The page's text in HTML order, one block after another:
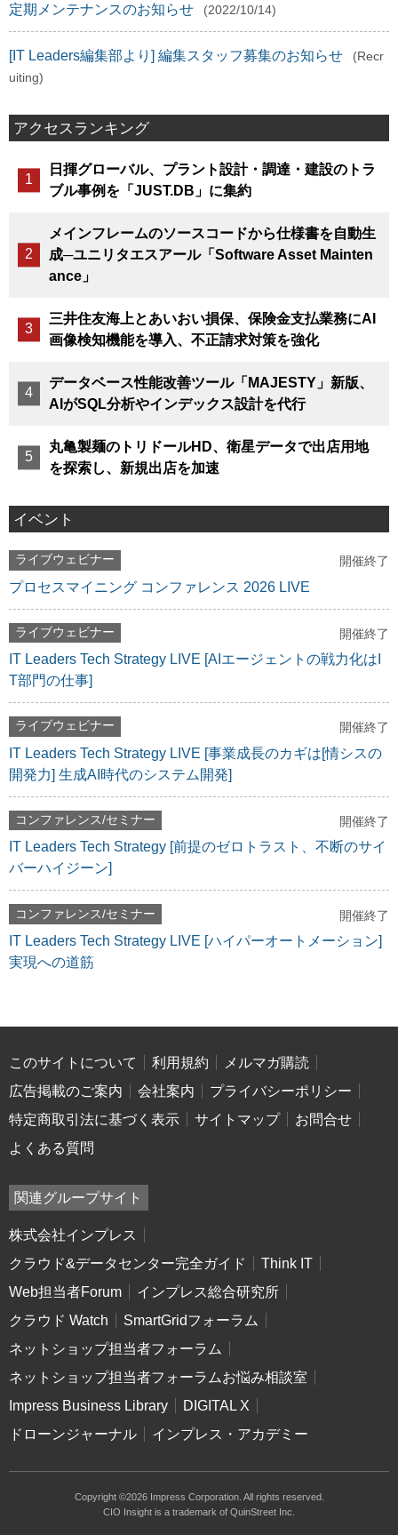
定期メンテナンスのお知らせ (2022/10/14)
[IT Leaders編集部より] 編集スタッフ募集のお知らせ
(Recr
uiting)
アクセスランキング
日揮グローバル、プラント設計・調達・建設のトラ
ブル事例を「JUST.DB」に集約
メインフレームのソースコードから仕様書を自動生
成─ユニリタエスアール「Software Asset Mainten
ance」
三井住友海上とあいおい損保、保険金支払業務にAI
画像検知機能を導入、不正請求対策を強化
データベース性能改善ツール「MAJESTY」新版、
AIがSQL分析やインデックス設計を代行
丸亀製麺のトリドールHD、衛星データで出店用地
を探索し、新規出店を加速
イベント
ライブウェビナー 開催終了
プロセスマイニング コンファレンス 2026 LIVE
ライブウェビナー 開催終了
IT Leaders Tech Strategy LIVE [AIエージェントの戦力化はI
T部門の仕事]
ライブウェビナー 開催終了
IT Leaders Tech Strategy LIVE [事業成長のカギは[情シスの
開発力] 生成AI時代のシステム開発]
コンファレンス/セミナー 開催終了
IT Leaders Tech Strategy [前提のゼロトラスト、不断のサイ
バーハイジーン]
コンファレンス/セミナー 開催終了
IT Leaders Tech Strategy LIVE [ハイパーオートメーション]
実現への道筋
このサイトについて 利用規約
メルマガ購読
広告掲載のご案内
会社案内
プライバシーポリシー
特定商取引法に基づく表示
サイトマップ
お問合せ
よくある質問
関連グループサイト
株式会社インプレス
クラウド&データセンター完全ガイド
Think IT
Web担当者Forum
インプレス総合研究所
クラウド Watch
SmartGridフォーラム
ネットショップ担当者フォーラム
ネットショップ担当者フォーラムお悩み相談室
Impress Business Library
DIGITAL X
ドローンジャーナル
インプレス・アカデミー
Copyright ©2026 Impress Corporation. All rights reserved.
CIO Insight is a trademark of QuinStreet Inc.